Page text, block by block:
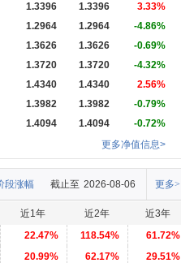
1.3396 1.3396
3.33%
1.2964 1.2964
-4.86%
1.3626 1.3626
-0.69%
1.3720 1.3720
-4.32%
1.4340 1.4340
2.56%
1.3982 1.3982
-0.79%
1.4094 1.4094
-0.72%
更多净值信息>
更多>
截止至 2026-08-06
段涨幅
近1年 近2年
近3年
22.47% 118.54%
61.72%
20.99% 62.17%
29.51%